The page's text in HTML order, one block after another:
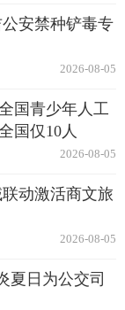
安禁种铲毒专
2026-08-05
国青少年人工
国仅10人
2026-08-05
动激活商文旅
2026-08-05
夏日为公交司